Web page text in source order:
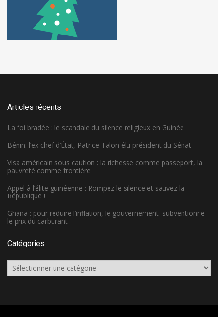
Articles récents
La foi bradée : le scandale du silence religieux en Guinée
Bénin: l’ex chef d’État, Patrice Talon élu président du Sénat
Visa américain sous caution : la richesse comme passeport, la
pauvreté comme frontière
Appel à l’élite guinéenne : Rompez le silence et sauvez la
République !
Ghana : pour réduire l’inflation, le gouvernement subventionne
le prix du carburant
Catégories
Catégories